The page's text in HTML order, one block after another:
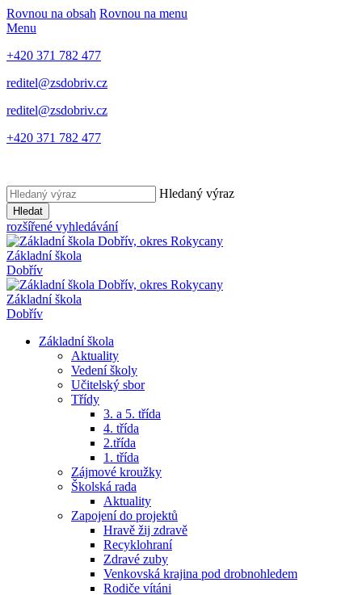
Rovnou na obsah Rovnou na menu
Menu
+420 371 782 477
reditel@zsdobriv.cz
reditel@zsdobriv.cz
+420 371 782 477
Hledaný výraz
Hledat
rozšířené vyhledávání
Základní škola
Dobřív
Základní škola
Dobřív
Základní škola
Aktuality
Vedení školy
Učitelský sbor
Třídy
3. a 5. třída
4. třída
2.třída
1. třída
Zájmové kroužky
Školská rada
Aktuality
Zapojení do projektů
Hravě žij zdravě
Recyklohraní
Zdravé zuby
Venkovská krajina pod drobnohledem
Rodiče vítáni